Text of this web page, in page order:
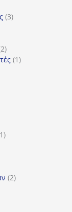
33
22
προϊόντα
11
11
22